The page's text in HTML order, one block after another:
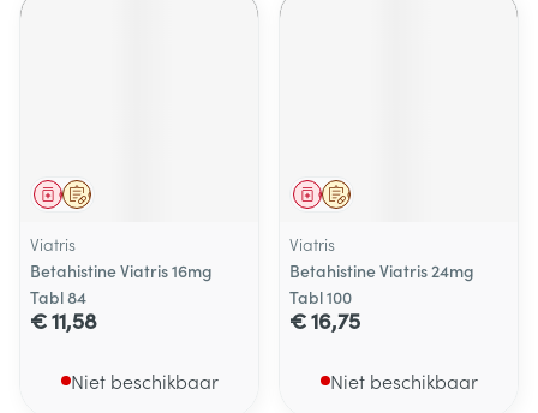
Op voorschrift
Geneesmiddel
Viatris
Betahistine Viatris 16mg
Tabl 84
€ 11,58
Niet beschikbaar
Op voorschrift
Geneesmiddel
Viatris
Betahistine Viatris 24mg
Tabl 100
€ 16,75
Niet beschikbaar